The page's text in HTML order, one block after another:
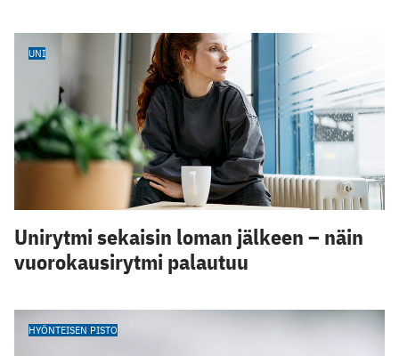
UNI
Unirytmi sekaisin loman jälkeen – näin
vuorokausirytmi palautuu
HYÖNTEISEN PISTO